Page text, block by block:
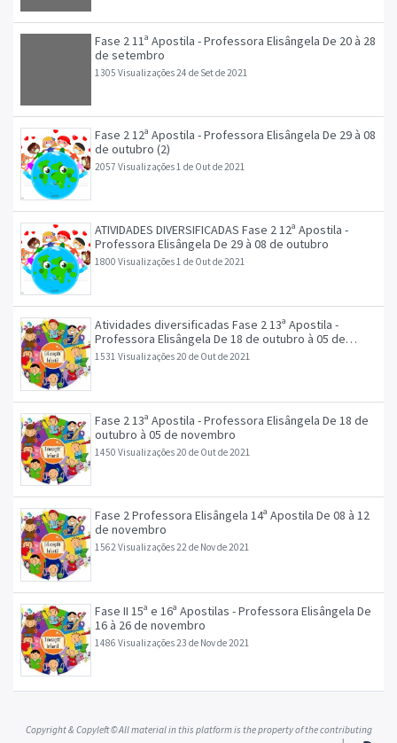
Fase 2 11ª Apostila - Professora Elisângela De 20 à 28
de setembro
1305 Visualizações24 de Set de 2021
Fase 2 12ª Apostila - Professora Elisângela De 29 à 08
de outubro (2)
2057 Visualizações 1 de Out de 2021
ATIVIDADES DIVERSIFICADAS Fase 2 12ª Apostila -
Professora Elisângela De 29 à 08 de outubro
1800 Visualizações1 de Out de 2021
Atividades diversificadas Fase 2 13ª Apostila -
Professora Elisângela De 18 de outubro à 05 de
novembro
1531 Visualizações20 de Out de 2021
Fase 2 13ª Apostila - Professora Elisângela De 18 de
outubro à 05 de novembro
1450 Visualizações20 de Out de 2021
Fase 2 Professora Elisângela 14ª Apostila De 08 à 12
de novembro
1562 Visualizações22 de Nov de 2021
Fase II 15ª e 16ª Apostilas - Professora Elisângela De
16 à 26 de novembro
1486 Visualizações23 de Nov de 2021
Copyright & Copyleft © All material in this platform is the property of the contributing